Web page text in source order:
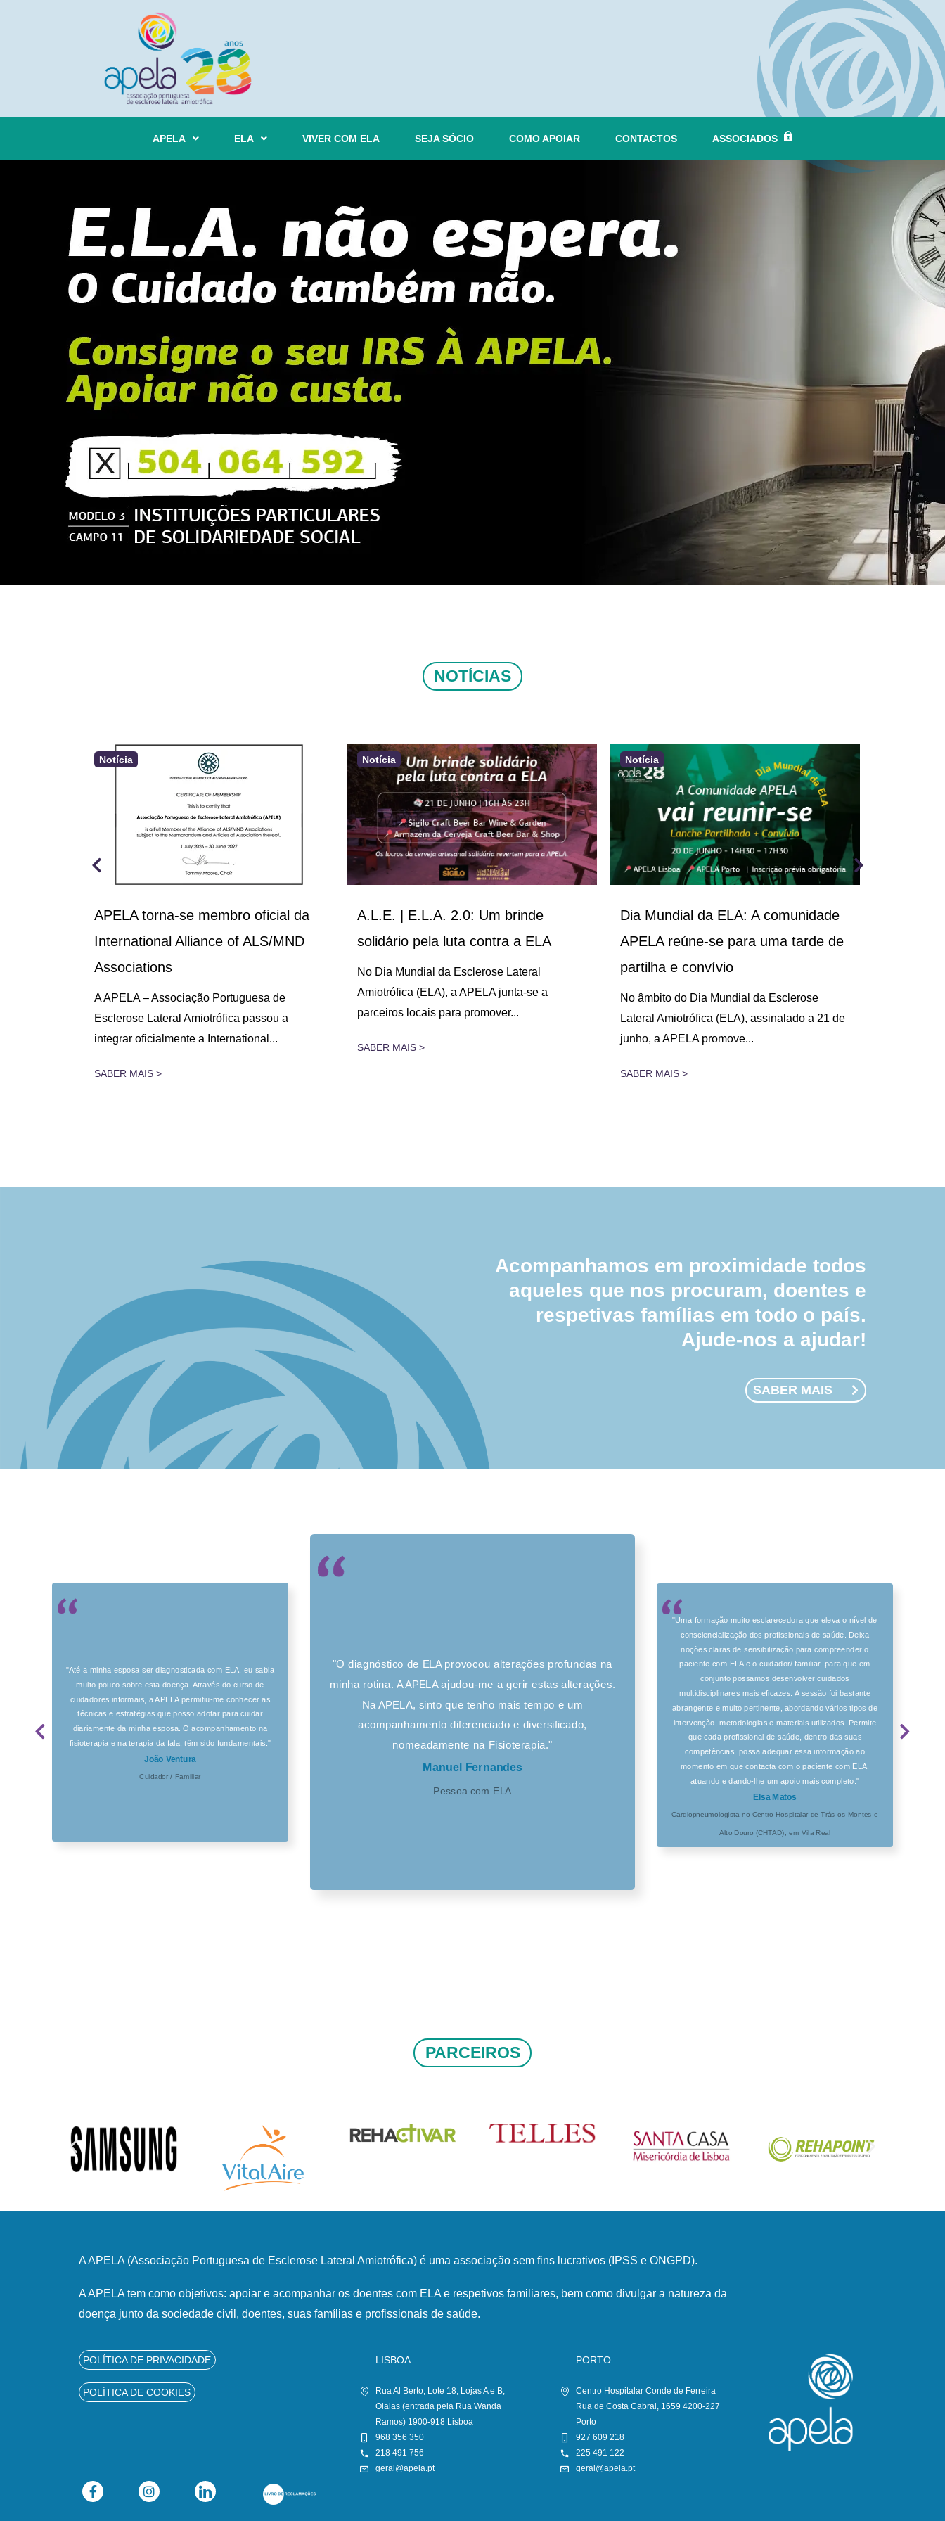
APELA ELA VIVER COM ELA SEJA SÓCIO COMO APOIAR CONTACTOS ASSOCIADOS
NOTÍCIAS
Notícia
APELA torna-se membro oficial da
International Alliance of ALS/MND
Associations
A APELA – Associação Portuguesa de
Esclerose Lateral Amiotrófica passou a
integrar oficialmente a International...
SABER MAIS >
Notícia
A.L.E. | E.L.A. 2.0: Um brinde
solidário pela luta contra a ELA
No Dia Mundial da Esclerose Lateral
Amiotrófica (ELA), a APELA junta-se a
parceiros locais para promover...
SABER MAIS >
Notícia
Dia Mundial da ELA: A comunidade
APELA reúne-se para uma tarde de
partilha e convívio
No âmbito do Dia Mundial da Esclerose
Lateral Amiotrófica (ELA), assinalado a 21 de
junho, a APELA promove...
SABER MAIS >
Acompanhamos em proximidade todos
aqueles que nos procuram, doentes e
respetivas famílias em todo o país.
Ajude-nos a ajudar!
SABER MAIS
"Até a minha esposa ser diagnosticada com ELA, eu sabia
muito pouco sobre esta doença. Através do curso de
cuidadores informais, a APELA permitiu-me conhecer as
técnicas e estratégias que posso adotar para cuidar
diariamente da minha esposa. O acompanhamento na
fisioterapia e na terapia da fala, têm sido fundamentais."
João Ventura
Cuidador / Familiar
"O diagnóstico de ELA provocou alterações profundas na
minha rotina. A APELA ajudou-me a gerir estas alterações.
Na APELA, sinto que tenho mais tempo e um
acompanhamento diferenciado e diversificado,
nomeadamente na Fisioterapia."
Manuel Fernandes
Pessoa com ELA
"Uma formação muito esclarecedora que eleva o nível de
consciencialização dos profissionais de saúde. Deixa
noções claras de sensibilização para compreender o
paciente com ELA e o cuidador/ familiar, para que em
conjunto possamos desenvolver cuidados
multidisciplinares mais eficazes. A sessão foi bastante
abrangente e muito pertinente, abordando vários tipos de
intervenção, metodologias e materiais utilizados. Permite
que cada profissional de saúde, dentro das suas
competências, possa adequar essa informação ao
momento em que contacta com o paciente com ELA,
atuando e dando-lhe um apoio mais completo."
Elsa Matos
Cardiopneumologista no Centro Hospitalar de Trás-os-Montes e
Alto Douro (CHTAD), em Vila Real
PARCEIROS
A APELA (Associação Portuguesa de Esclerose Lateral Amiotrófica) é uma associação sem fins lucrativos (IPSS e ONGPD).
A APELA tem como objetivos: apoiar e acompanhar os doentes com ELA e respetivos familiares, bem como divulgar a natureza da
doença junto da sociedade civil, doentes, suas famílias e profissionais de saúde.
POLÍTICA DE PRIVACIDADE
POLÍTICA DE COOKIES
LISBOA
Rua Al Berto, Lote 18, Lojas A e B,
Olaias (entrada pela Rua Wanda
Ramos) 1900-918 Lisboa
968 356 350
218 491 756
geral@apela.pt
PORTO
Centro Hospitalar Conde de Ferreira
Rua de Costa Cabral, 1659 4200-227
Porto
927 609 218
225 491 122
geral@apela.pt